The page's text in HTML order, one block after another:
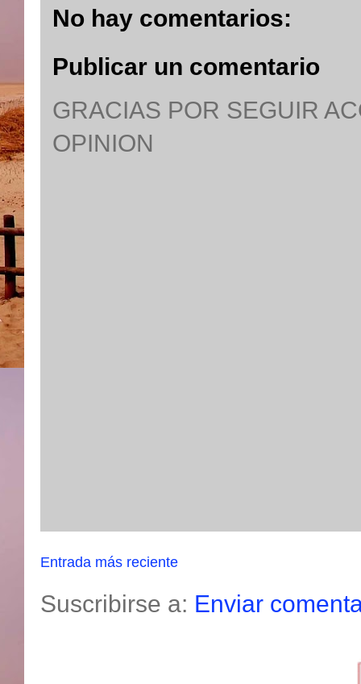
No hay comentarios:
Publicar un comentario
GRACIAS POR SEGUIR
OPINION
Entrada más reciente
Suscribirse a: Enviar